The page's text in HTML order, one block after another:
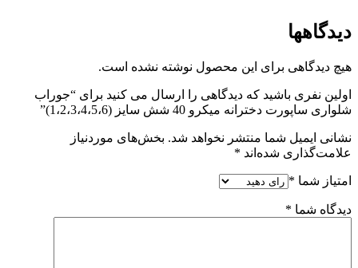
دیدگاهها
هیچ دیدگاهی برای این محصول نوشته نشده است.
اولین نفری باشید که دیدگاهی را ارسال می کنید برای “جوراب
شلواری ساپورت دخترانه میکرو 40 شش سایز (1،2،3،4،5،6)”
نشانی ایمیل شما منتشر نخواهد شد. بخش‌های موردنیاز
علامت‌گذاری شده‌اند *
امتیاز شما *
دیدگاه شما *